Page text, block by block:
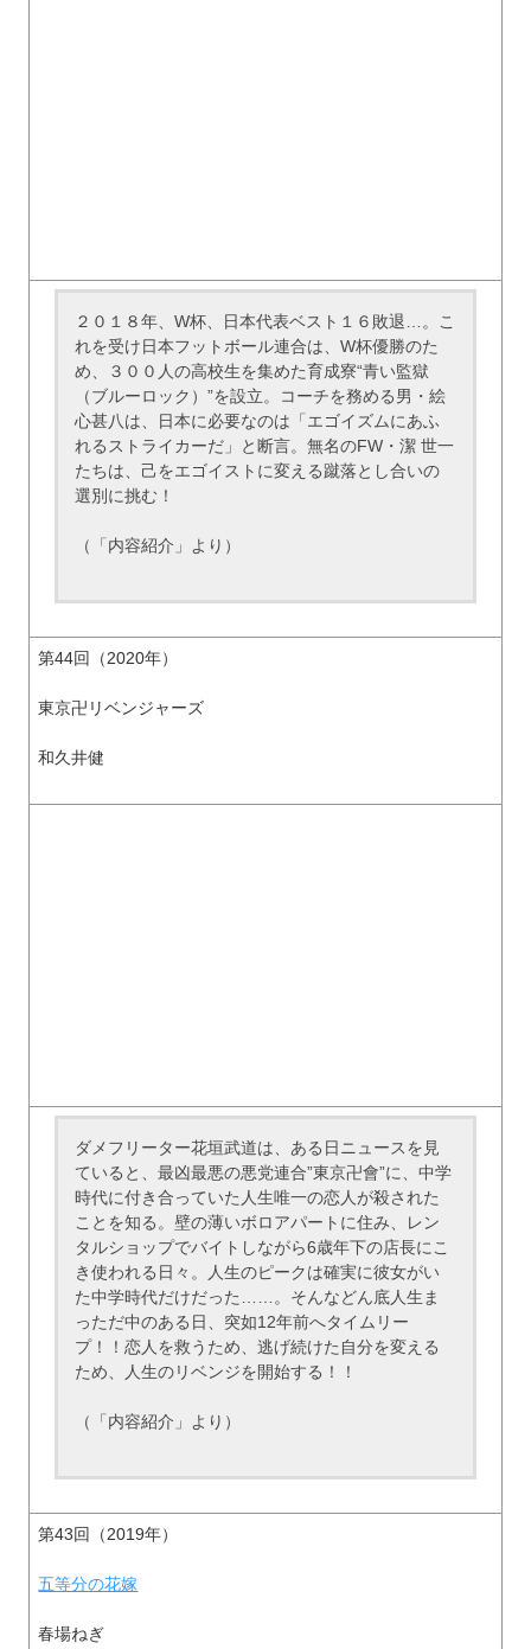
２０１８年、W杯、日本代表ベスト１６敗退…。こ
れを受け日本フットボール連合は、W杯優勝のた
め、３００人の高校生を集めた育成寮“青い監獄
（ブルーロック）”を設立。コーチを務める男・絵
心甚八は、日本に必要なのは「エゴイズムにあふ
れるストライカーだ」と断言。無名のFW・潔 世一
たちは、己をエゴイストに変える蹴落とし合いの
選別に挑む！
（「内容紹介」より）
第44回（2020年）
東京卍リベンジャーズ
和久井健
ダメフリーター花垣武道は、ある日ニュースを見
ていると、最凶最悪の悪党連合”東京卍會”に、中学
時代に付き合っていた人生唯一の恋人が殺された
ことを知る。壁の薄いボロアパートに住み、レン
タルショップでバイトしながら6歳年下の店長にこ
き使われる日々。人生のピークは確実に彼女がい
た中学時代だけだった……。そんなどん底人生ま
っただ中のある日、突如12年前へタイムリー
プ！！恋人を救うため、逃げ続けた自分を変える
ため、人生のリベンジを開始する！！
（「内容紹介」より）
第43回（2019年）
五等分の花嫁
春場ねぎ